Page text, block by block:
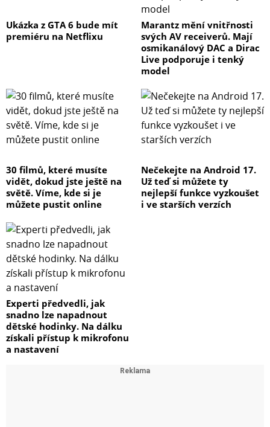
Ukázka z GTA 6 bude mít
premiéru na Netflixu
Marantz mění vnitřnosti
svých AV receiverů. Mají
osmikanálový DAC a Dirac
Live podporuje i tenký
model
30 filmů, které musíte
vidět, dokud jste ještě na
světě. Víme, kde si je
můžete pustit online
Nečekejte na Android 17.
Už teď si můžete ty
nejlepší funkce vyzkoušet
i ve starších verzích
Experti předvedli, jak
snadno lze napadnout
dětské hodinky. Na dálku
získali přístup k mikrofonu
a nastavení